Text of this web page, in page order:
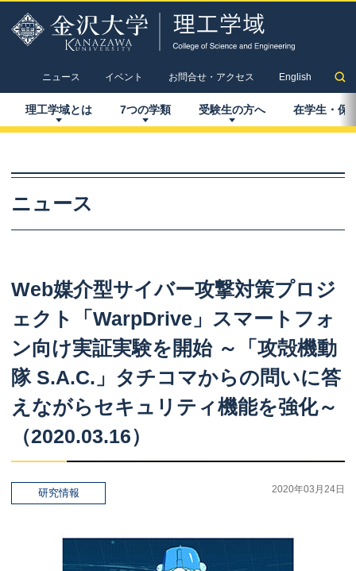
ニュース イベント お問合せ・アクセス English
理工学域とは 7つの学類 受験生の方へ 在学生 ・ 保
ニュース
Web媒介型サイバー攻撃対策プロジ
ェクト
「WarpDrive」 スマートフォ
ン向け実証実験を 開始～
「攻殻機動
隊S.A.C.」 タチコマからの問いに答
えながらセキュリティ機能を強化～
（2020.03.16）
研究情報 2020年03月24日